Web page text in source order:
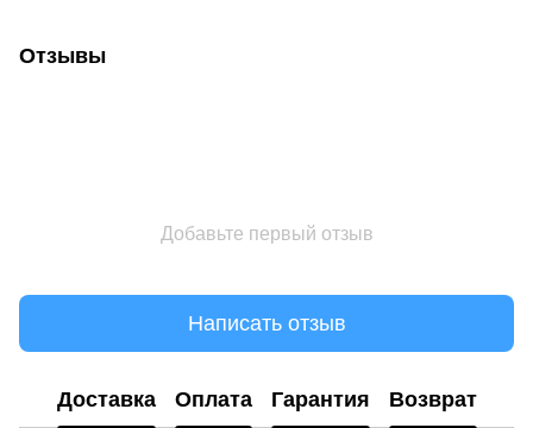
Отзывы
Добавьте первый отзыв
Написать отзыв
Доставка Оплата Гарантия Возврат